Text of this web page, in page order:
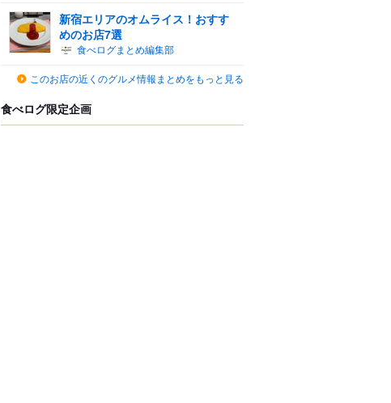
新宿エリアのオムライス！おすす
めのお店7選
食べログまとめ編集部
このお店の近くのグルメ情報まとめをもっと見る
食べログ限定企画